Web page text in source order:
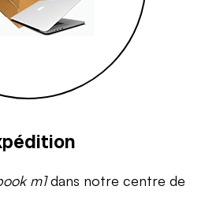
m1dans notre centre de